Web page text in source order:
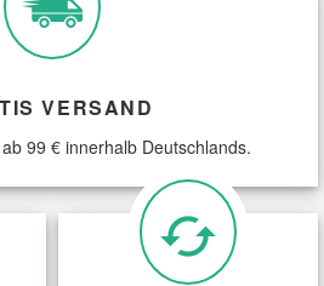
VERSAND
99 € innerhalb Deutschlands.